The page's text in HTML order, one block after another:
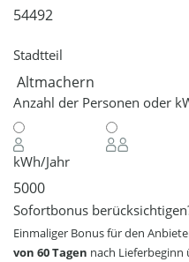
Stadtteil
Anzahl der Personen oder
kWh/Jahr
Sofortbonus
Einmaliger Bonus für den
von 60 Tagen nach Lieferbeginn